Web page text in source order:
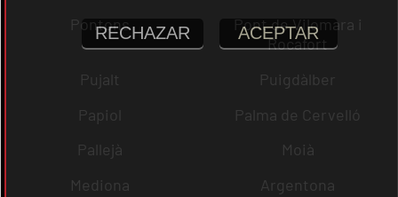
Pontons
Pont de Vilomara i
Rocafort
Pujalt
Puigdàlber
Papiol
Palma de Cervelló
Pallejà
Moià
Mediona
Argentona
RECHAZAR ACEPTAR